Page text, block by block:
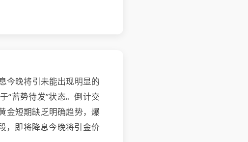
今晚将引未能出现明显的
“蓄势待发”状态。倒计交
金短期缺乏明确趋势，爆
，即将降息今晚将引金价